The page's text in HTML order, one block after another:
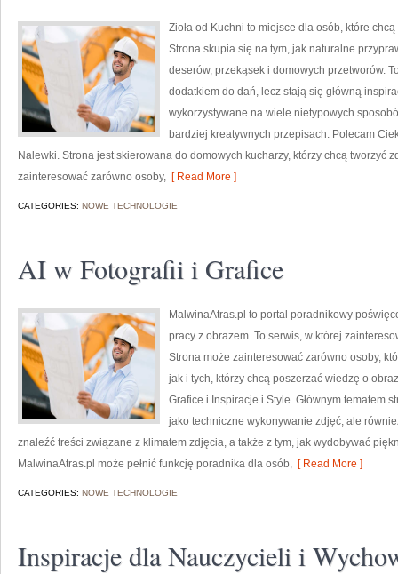
Zioła od Kuchni to miejsce dla osób, które
Strona skupia się na tym, jak naturalne
deserów, przekąsek i domowych przetworów.
dodatkiem do dań, lecz stają się główną
wykorzystywane na wiele nietypowych
bardziej kreatywnych przepisach. Polecam
Nalewki. Strona jest skierowana do domowych kucharzy, którzy chcą tworzyć
zainteresować zarówno osoby, [ Read More ]
CATEGORIES: NOWE TECHNOLOGIE
AI w Fotografii i Grafice
MalwinaAtras.pl to portal poradnikowy
pracy z obrazem. To serwis, w której
Strona może zainteresować zarówno osoby,
jak i tych, którzy chcą poszerzać wiedzę o
Grafice i Inspiracje i Style. Głównym tematem
jako techniczne wykonywanie zdjęć, ale
znaleźć treści związane z klimatem zdjęcia, a także z tym, jak wydobywać
MalwinaAtras.pl może pełnić funkcję poradnika dla osób, [ Read More ]
CATEGORIES: NOWE TECHNOLOGIE
Inspiracje dla Nauczycieli i